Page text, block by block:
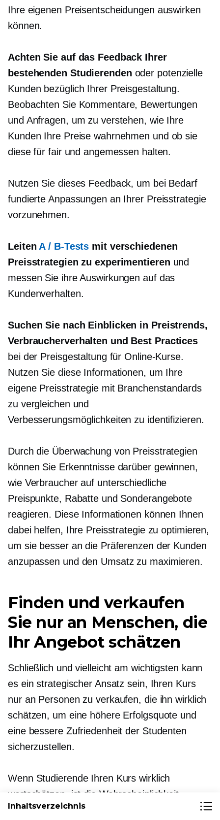
Ihre eigenen Preisentscheidungen auswirken
können.
Achten Sie auf das Feedback Ihrer
bestehenden Studierenden oder potenzielle
Kunden bezüglich Ihrer Preisgestaltung.
Beobachten Sie Kommentare, Bewertungen
und Anfragen, um zu verstehen, wie Ihre
Kunden Ihre Preise wahrnehmen und ob sie
diese für fair und angemessen halten.
Nutzen Sie dieses Feedback, um bei Bedarf
fundierte Anpassungen an Ihrer Preisstrategie
vorzunehmen.
Leiten A / B-Tests mit verschiedenen
Preisstrategien zu experimentieren und
messen Sie ihre Auswirkungen auf das
Kundenverhalten.
Suchen Sie nach Einblicken in Preistrends,
Verbraucherverhalten und Best Practices
bei der Preisgestaltung für Online-Kurse.
Nutzen Sie diese Informationen, um Ihre
eigene Preisstrategie mit Branchenstandards
zu vergleichen und
Verbesserungsmöglichkeiten zu identifizieren.
Durch die Überwachung von Preisstrategien
können Sie Erkenntnisse darüber gewinnen,
wie Verbraucher auf unterschiedliche
Preispunkte, Rabatte und Sonderangebote
reagieren. Diese Informationen können Ihnen
dabei helfen, Ihre Preisstrategie zu optimieren,
um sie besser an die Präferenzen der Kunden
anzupassen und den Umsatz zu maximieren.
Finden und verkaufen
Sie nur an Menschen, die
Ihr Angebot schätzen
Schließlich und vielleicht am wichtigsten kann
es ein strategischer Ansatz sein, Ihren Kurs
nur an Personen zu verkaufen, die ihn wirklich
schätzen, um eine höhere Erfolgsquote und
eine bessere Zufriedenheit der Studenten
sicherzustellen.
Wenn Studierende Ihren Kurs wirklich
wertschätzen, ist die Wahrscheinlichkeit
größer, dass sie engagiert und motiviert sind,
Inhaltsverzeichnis